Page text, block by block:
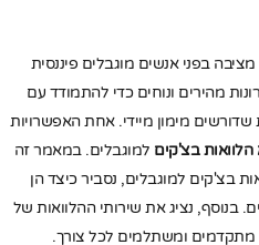
בפני אנשים מוגבלים פיננסית
מהירים ונוחים כדי להתמודד עם
מימון מיידי. אחת האפשרויות
הלוואות בצ'קים למוגבלים. במאמר זה
בצ'קים למוגבלים, נסביר כיצד הן
בנוסף, נציג את שירותי ההלוואות של